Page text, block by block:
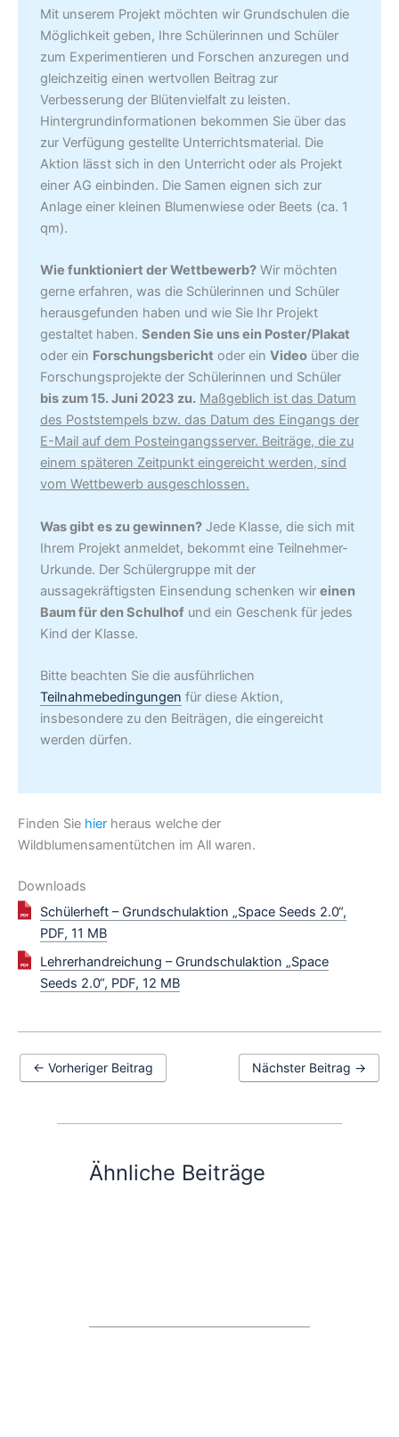
Mit unserem Projekt möchten wir Grundschulen die
Möglichkeit geben, Ihre Schülerinnen und Schüler
zum Experimentieren und Forschen anzuregen und
gleichzeitig einen wertvollen Beitrag zur
Verbesserung der Blütenvielfalt zu leisten.
Hintergrundinformationen bekommen Sie über das
zur Verfügung gestellte Unterrichtsmaterial. Die
Aktion lässt sich in den Unterricht oder als Projekt
einer AG einbinden. Die Samen eignen sich zur
Anlage einer kleinen Blumenwiese oder Beets (ca. 1
qm).
Wie funktioniert der Wettbewerb? Wir möchten
gerne erfahren, was die Schülerinnen und Schüler
herausgefunden haben und wie Sie Ihr Projekt
gestaltet haben. Senden Sie uns ein Poster/Plakat
oder ein Forschungsbericht oder ein Video über die
Forschungsprojekte der Schülerinnen und Schüler
bis zum 15. Juni 2023 zu. Maßgeblich ist das Datum
des Poststempels bzw. das Datum des Eingangs der
E-Mail auf dem Posteingangsserver. Beiträge, die zu
einem späteren Zeitpunkt eingereicht werden, sind
vom Wettbewerb ausgeschlossen.
Was gibt es zu gewinnen? Jede Klasse, die sich mit
Ihrem Projekt anmeldet, bekommt eine Teilnehmer-
Urkunde. Der Schülergruppe mit der
aussagekräftigsten Einsendung schenken wir einen
Baum für den Schulhof und ein Geschenk für jedes
Kind der Klasse.
Bitte beachten Sie die ausführlichen
Teilnahmebedingungen für diese Aktion,
insbesondere zu den Beiträgen, die eingereicht
werden dürfen.
Finden Sie hier heraus welche der
Wildblumensamentütchen im All waren.
Downloads
Schülerheft – Grundschulaktion „Space Seeds 2.0“,
PDF, 11 MB
Lehrerhandreichung – Grundschulaktion „Space
Seeds 2.0“, PDF, 12 MB
← Vorheriger Beitrag Nächster Beitrag →
Ähnliche Beiträge